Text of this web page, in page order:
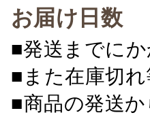
お届け日数
■発送までに
■また在庫切
■商品の発送